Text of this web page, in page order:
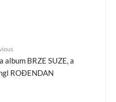
BRZE SUZE, a
ROĐENDAN